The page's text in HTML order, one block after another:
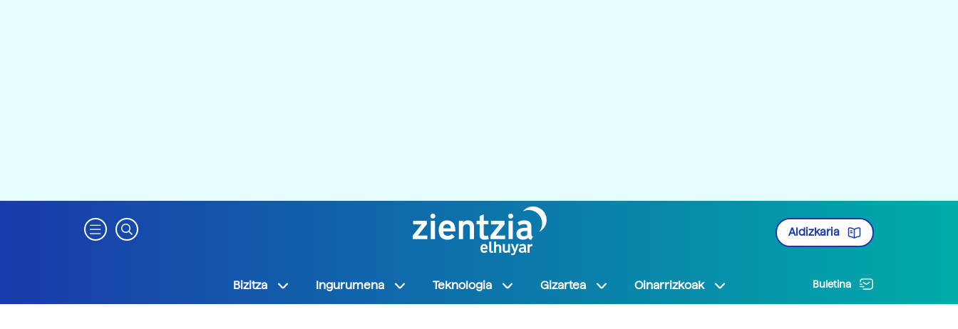
Aldizkaria
Bizitza Ingurumena Teknologia Gizartea Oinarrizkoak Buletina